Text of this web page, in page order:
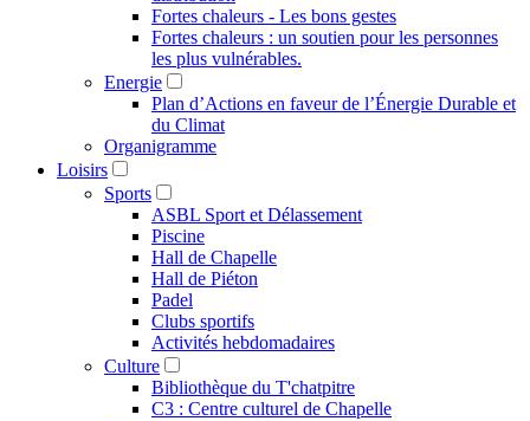
Fortes chaleurs - Les bons gestes
Fortes chaleurs : un soutien pour les personnes
les plus vulnérables.
Energie
Plan d’Actions en faveur de l’Énergie Durable et
du Climat
Organigramme
Loisirs
Sports
ASBL Sport et Délassement
Piscine
Hall de Chapelle
Hall de Piéton
Padel
Clubs sportifs
Activités hebdomadaires
Culture
Bibliothèque du T'chatpitre
C3 : Centre culturel de Chapelle